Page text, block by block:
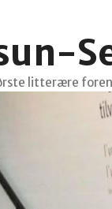
litterære